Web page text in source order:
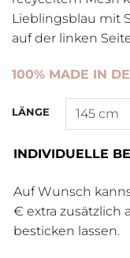
Lieblingsblau mit
auf der linken
100% MADE IN
LÄNGE
INDIVIDUELLE
Auf Wunsch
€ extra zusätzlich
besticken lassen.